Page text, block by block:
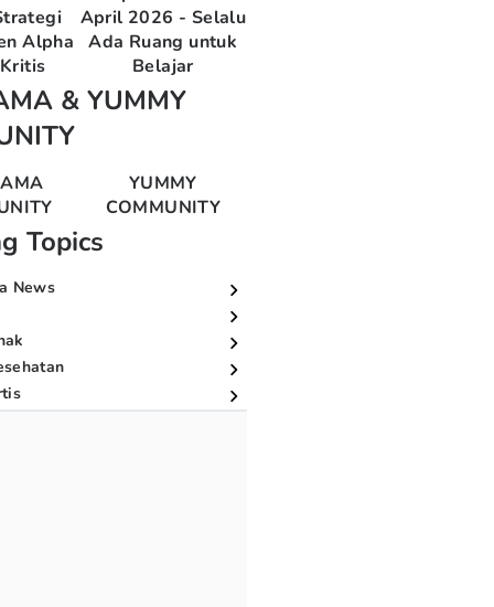
Alpha
April 2026 - Selalu
Ada Ruang untuk
Belajar
& YUMMY
YUMMY
COMMUNITY
Topics
News